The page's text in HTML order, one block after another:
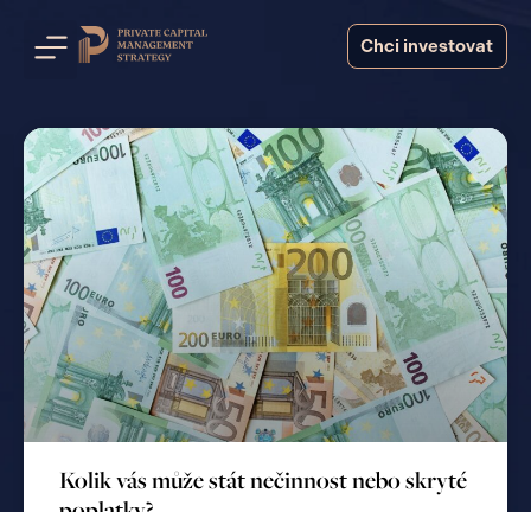
Chci investovat
Kolik vás může stát nečinnost nebo skryté